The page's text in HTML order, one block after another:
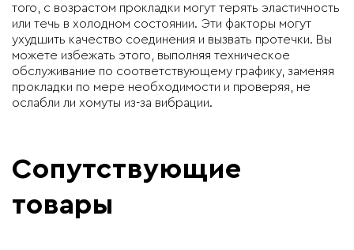
того, с возрастом прокладки могут терять эластичность
или течь в холодном состоянии. Эти факторы могут
ухудшить качество соединения и вызвать протечки. Вы
можете избежать этого, выполняя техническое
обслуживание по соответствующему графику, заменяя
прокладки по мере необходимости и проверяя, не
ослабли ли хомуты из-за вибрации.
Сопутствующие
товары